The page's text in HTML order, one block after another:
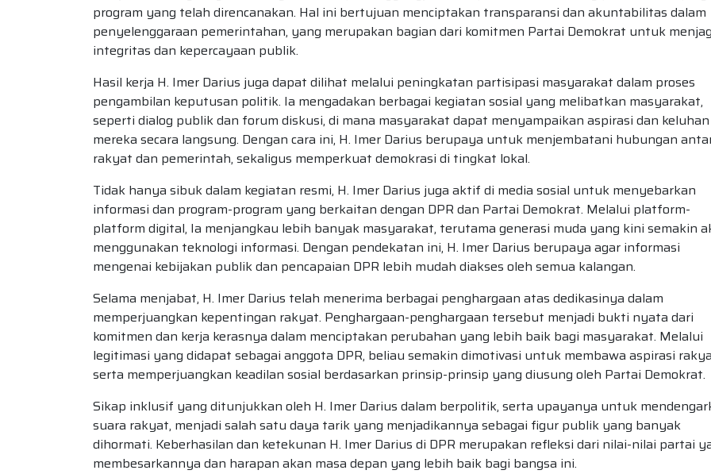
program yang telah direncanakan. Hal ini bertujuan menciptakan transparansi dan akuntabilitas dalam
penyelenggaraan pemerintahan, yang merupakan bagian dari komitmen Partai Demokrat untuk
integritas dan kepercayaan publik.
Hasil kerja H. Imer Darius juga dapat dilihat melalui peningkatan partisipasi masyarakat dalam proses
pengambilan keputusan politik. Ia mengadakan berbagai kegiatan sosial yang melibatkan masyarakat,
seperti dialog publik dan forum diskusi, di mana masyarakat dapat menyampaikan aspirasi dan keluhan
mereka secara langsung. Dengan cara ini, H. Imer Darius berupaya untuk menjembatani hubungan
rakyat dan pemerintah, sekaligus memperkuat demokrasi di tingkat lokal.
Tidak hanya sibuk dalam kegiatan resmi, H. Imer Darius juga aktif di media sosial untuk menyebarkan
informasi dan program-program yang berkaitan dengan DPR dan Partai Demokrat. Melalui platform-
platform digital, Ia menjangkau lebih banyak masyarakat, terutama generasi muda yang kini semakin
menggunakan teknologi informasi. Dengan pendekatan ini, H. Imer Darius berupaya agar informasi
mengenai kebijakan publik dan pencapaian DPR lebih mudah diakses oleh semua kalangan.
Selama menjabat, H. Imer Darius telah menerima berbagai penghargaan atas dedikasinya dalam
memperjuangkan kepentingan rakyat. Penghargaan-penghargaan tersebut menjadi bukti nyata dari
komitmen dan kerja kerasnya dalam menciptakan perubahan yang lebih baik bagi masyarakat. Melalui
legitimasi yang didapat sebagai anggota DPR, beliau semakin dimotivasi untuk membawa aspirasi
serta memperjuangkan keadilan sosial berdasarkan prinsip-prinsip yang diusung oleh Partai Demokrat.
Sikap inklusif yang ditunjukkan oleh H. Imer Darius dalam berpolitik, serta upayanya untuk
suara rakyat, menjadi salah satu daya tarik yang menjadikannya sebagai figur publik yang banyak
dihormati. Keberhasilan dan ketekunan H. Imer Darius di DPR merupakan refleksi dari nilai-nilai partai
membesarkannya dan harapan akan masa depan yang lebih baik bagi bangsa ini.